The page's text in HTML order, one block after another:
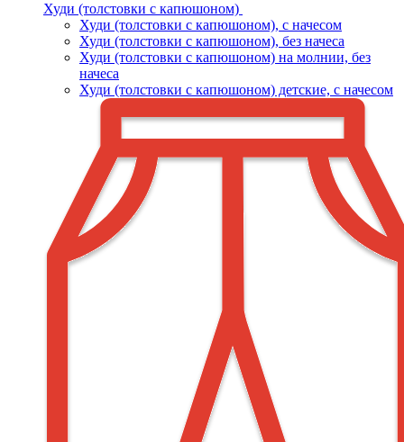
Худи (толстовки с капюшоном)
Худи (толстовки c капюшоном), с начесом
Худи (толстовки c капюшоном), без начеса
Худи (толстовки с капюшоном) на молнии, без
начеса
Худи (толстовки c капюшоном) детские, с начесом